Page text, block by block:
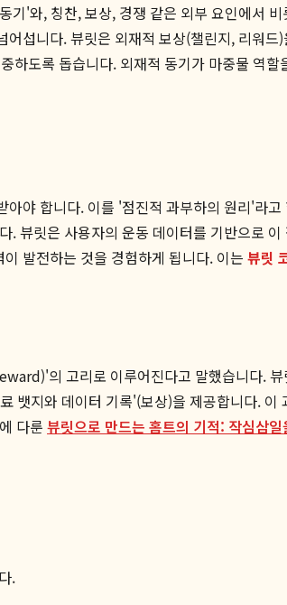
'와, 칭찬, 보상, 경쟁 같은 외부 요인에서
어섭니다. 뷰릿은 외재적 보상(챌린지, 리워
도록 돕습니다. 외재적 동기가 마중물 역
야 합니다. 이를 '점진적 과부하의 원리'라
뷰릿은 사용자의 운동 데이터를 기반으로
발전하는 것을 경험하게 됩니다. 이는 뷰릿
의 고리로 이루어진다고 말했습니다.
지와 데이터 기록'(보상)을 제공합니다.
다룬 뷰릿으로 만드는 홈트의 기적: 작심삼
.